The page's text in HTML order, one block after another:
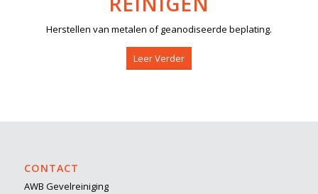
Herstellen van metalen of geanodiseerde beplating.
Leer Verder
CONTACT
AWB Gevelreiniging